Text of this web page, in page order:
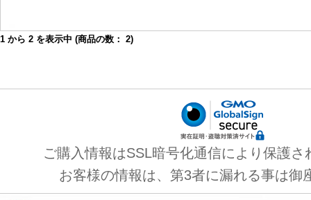
1 から 2 を表示中 (商品の数： 2)
ご購入情報はSSL暗号化通信により保護さ
お客様の情報は、第3者に漏れる事は御